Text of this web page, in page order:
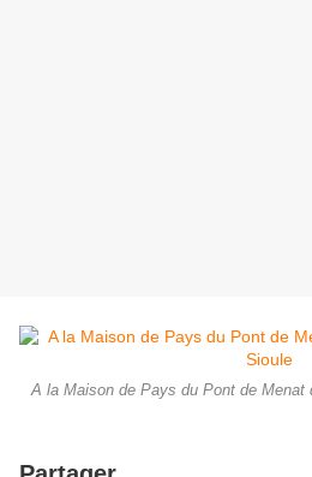
A la Maison de Pays du Pont de Menat